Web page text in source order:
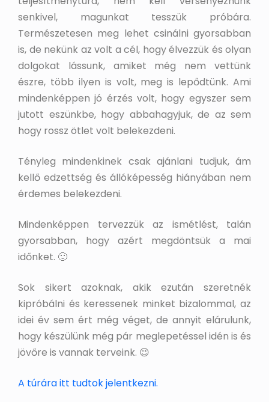
senkivel, magunkat tesszük próbára.
Természetesen meg lehet csinálni gyorsabban
is, de nekünk az volt a cél, hogy élvezzük és olyan
dolgokat lássunk, amiket még nem vettünk
észre, több ilyen is volt, meg is lepődtünk. Ami
mindenképpen jó érzés volt, hogy egyszer sem
jutott eszünkbe, hogy abbahagyjuk, de az sem
hogy rossz ötlet volt belekezdeni.
Tényleg mindenkinek csak ajánlani tudjuk, ám
kellő edzettség és állóképesség hiányában nem
érdemes belekezdeni.
Mindenképpen tervezzük az ismétlést, talán
gyorsabban, hogy azért megdöntsük a mai
időnket. 🙂
Sok sikert azoknak, akik ezután szeretnék
kipróbálni és keressenek minket bizalommal, az
idei év sem ért még véget, de annyit elárulunk,
hogy készülünk még pár meglepetéssel idén is és
jövőre is vannak terveink. 😉
A túrára itt tudtok jelentkezni.